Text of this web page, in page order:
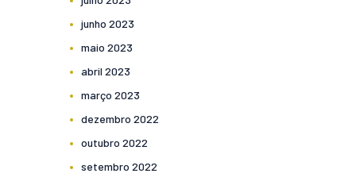
junho 2023
maio 2023
abril 2023
março 2023
dezembro 2022
outubro 2022
setembro 2022